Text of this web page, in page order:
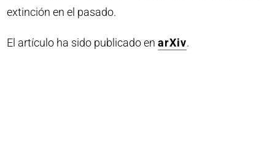
extinción en el pasado.
El artículo ha sido publicado enarXiv.